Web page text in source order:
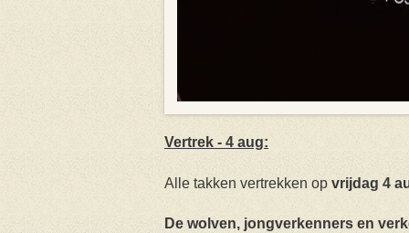
Vertrek - 4 aug:
Alle takken vertrekken op vrijdag 4
De wolven, jongverkenners en